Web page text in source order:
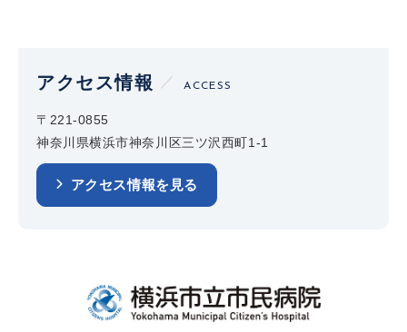
アクセス情報 ACCESS
〒221-0855
神奈川県横浜市神奈川区三ツ沢西町1-1
アクセス情報を見る